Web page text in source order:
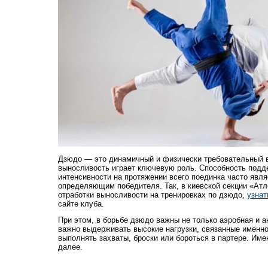
Дзюдо — это динамичный и физически требовательный
выносливость играет ключевую роль. Способность
интенсивности на протяжении всего поединка часто
определяющим победителя. Так, в киевской секции
отработки выносливости на тренировках по дзюдо,
сайте клуба.
При этом, в борьбе дзюдо важны не только аэробная и
важно выдерживать высокие нагрузки, связанные
выполнять захваты, броски или бороться в партере.
далее.